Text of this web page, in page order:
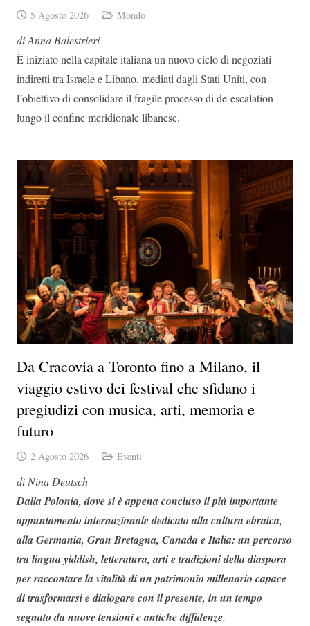
5 Agosto 2026 Mondo
di Anna Balestrieri
È iniziato nella capitale italiana un nuovo ciclo di negoziati
indiretti tra Israele e Libano, mediati dagli Stati Uniti, con
l’obiettivo di consolidare il fragile processo di de-escalation
lungo il confine meridionale libanese.
Da Cracovia a Toronto fino a Milano, il
viaggio estivo dei festival che sfidano i
pregiudizi con musica, arti, memoria e
futuro
2 Agosto 2026 Eventi
di Nina Deutsch
Dalla Polonia, dove si è appena concluso il più importante
appuntamento internazionale dedicato alla cultura ebraica,
alla Germania, Gran Bretagna, Canada e Italia: un percorso
tra lingua yiddish, letteratura, arti e tradizioni della diaspora
per raccontare la vitalità di un patrimonio millenario capace
di trasformarsi e dialogare con il presente, in un tempo
segnato da nuove tensioni e antiche diffidenze.